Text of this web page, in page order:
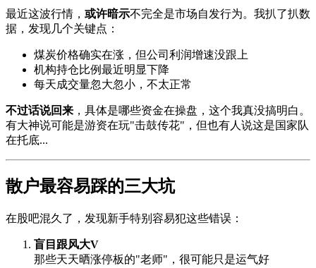
最近这波行情， 或许暗示不完全是市场自发行为。我扒了扒数
据，发现几个关键点：
煤炭价格确实在涨，但公司利润增速没跟上
机构持仓比例最近明显下降
每天成交量忽大忽小，不太正常
不过话说回来 ，具体是哪些资金在操盘，这个我真没搞明白。
有大神说可能是游资在玩"击鼓传花"，但也有人说这是国家队
在托底...
散户最容易踩的三大坑
在股吧混久了，发现新手特别容易犯这些错误：
盲目跟风大V
那些天天晒涨停板的"老师"，很可能只是运气好